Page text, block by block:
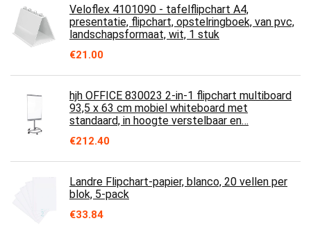
Veloflex 4101090 - tafelflipchart A4,
presentatie, flipchart, opstelringboek, van pvc,
landschapsformaat, wit, 1 stuk
€21.00
hjh OFFICE 830023 2-in-1 flipchart multiboard
93,5 x 63 cm mobiel whiteboard met
standaard, in hoogte verstelbaar en…
€212.40
Landre Flipchart-papier, blanco, 20 vellen per
blok, 5-pack
€33.84